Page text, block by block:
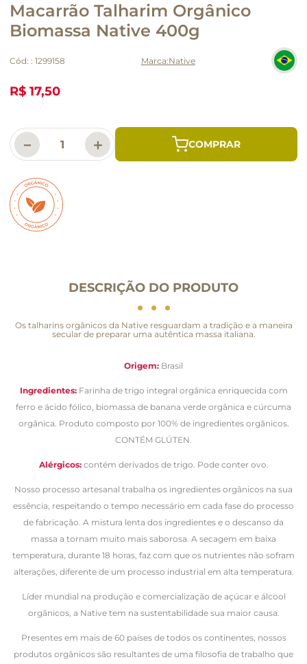
Macarrão Talharim Orgânico
Biomassa Native 400g
Cód: : 1299158 Native
R$ 17,50
＋
－
DESCRIÇÃO DO PRODUTO
Os talharins orgânicos da Native resguardam a tradição e a maneira
secular de preparar uma autêntica massa italiana.
Origem: Brasil
Ingredientes:Farinha de trigo integral orgânica enriquecida com
ferro e ácido fólico, biomassa de banana verde orgânica e cúrcuma
orgânica. Produto composto por 100% de ingredientes orgânicos.
CONTÉM GLÚTEN.
Alérgicos: contém derivados de trigo. Pode conter ovo.
Nosso processo artesanal trabalha os ingredientes orgânicos na sua
essência, respeitando o tempo necessário em cada fase do processo
de fabricação. A mistura lenta dos ingredientes e o descanso da
massa a tornam muito mais saborosa. A secagem em baixa
temperatura, durante 18 horas, faz com que os nutrientes não sofram
alterações, diferente de um processo industrial em alta temperatura.
Líder mundial na produção e comercialização de açúcar e álcool
orgânicos, a Native tem na sustentabilidade sua maior causa.
Presentes em mais de 60 países de todos os continentes, nossos
produtos orgânicos são resultantes de uma filosofia de trabalho que